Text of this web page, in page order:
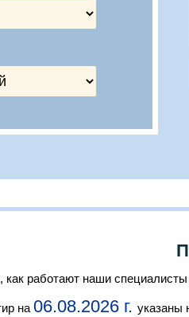
работают наши специалисты
на 06.08.2026 г. указаны